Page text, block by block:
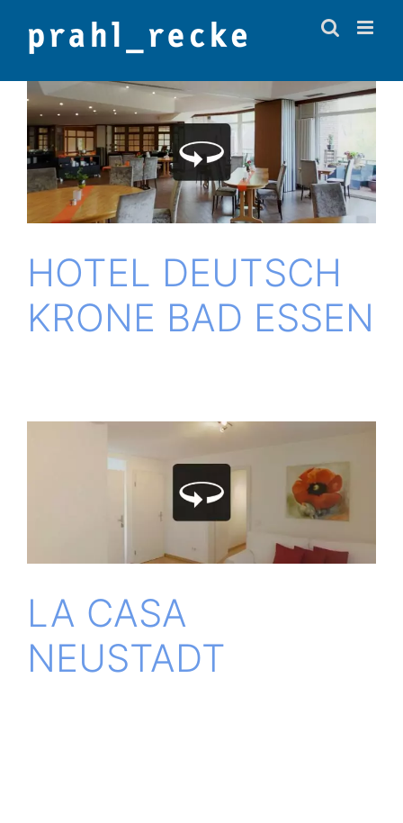
Inhalt
HOTEL DEUTSCH
KRONE BAD ESSEN
LA CASA
NEUSTADT